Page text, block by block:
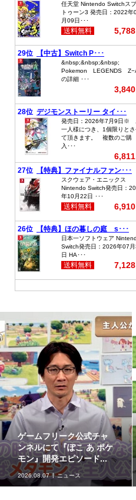
ゲームフリーク公式チャ
ンネルにて『ぽこ あ ポケ
モン』開発エピソード...
2026.08.07 ニュース